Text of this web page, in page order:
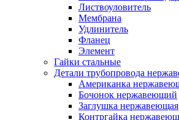
Листвоуловитель
Мембрана
Удлинитель
Фланец
Элемент
Гайки стальные
Детали трубопровода
Американка
Бочонок нержавеющий
Заглушка нержавеющая
Контргайка